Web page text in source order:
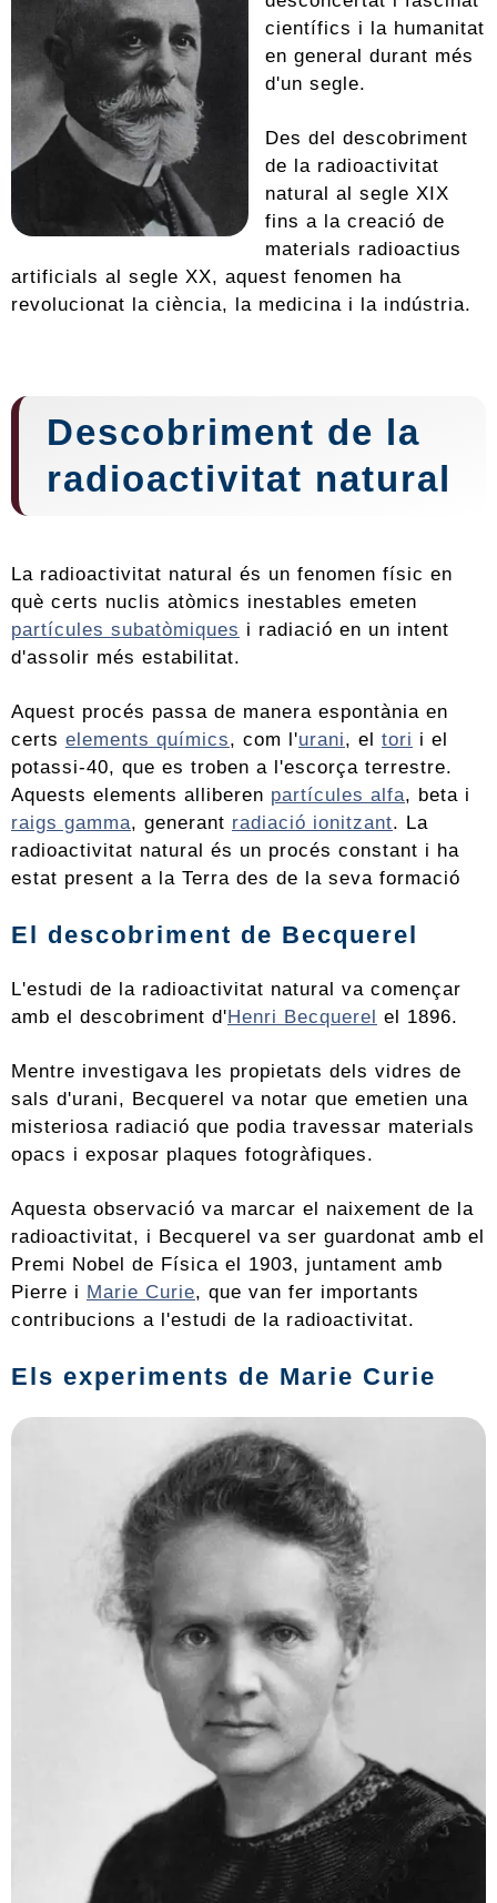
científics i la humanitat
en general durant més
d'un segle.
Des del descobriment
de la radioactivitat
natural al segle XIX
fins a la creació de
materials radioactius
artificials al segle XX, aquest fenomen ha
revolucionat la ciència, la medicina i la indústria.
Descobriment de la
radioactivitat natural
La radioactivitat natural és un fenomen físic en
què certs nuclis atòmics inestables emeten
partícules subatòmiques i radiació en un intent
d'assolir més estabilitat.
Aquest procés passa de manera espontània en
certs elements químics, com l'urani, el tori i el
potassi-40, que es troben a l'escorça terrestre.
Aquests elements alliberen partícules alfa, beta i
raigs gamma, generant radiació ionitzant. La
radioactivitat natural és un procés constant i ha
estat present a la Terra des de la seva formació
El descobriment de Becquerel
L'estudi de la radioactivitat natural va començar
amb el descobriment d'Henri Becquerel el 1896.
Mentre investigava les propietats dels vidres de
sals d'urani, Becquerel va notar que emetien una
misteriosa radiació que podia travessar materials
opacs i exposar plaques fotogràfiques.
Aquesta observació va marcar el naixement de la
radioactivitat, i Becquerel va ser guardonat amb el
Premi Nobel de Física el 1903, juntament amb
Pierre i Marie Curie, que van fer importants
contribucions a l'estudi de la radioactivitat.
Els experiments de Marie Curie